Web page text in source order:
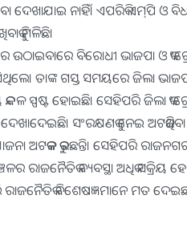
ଦେଖାଯାଇ ନାହିଁ। ଏପରିକି ଏମ୍‌ପି
ମିଳିଛି।
ଉଠାଇବାରେ ବିରୋଧୀ ଭାଜପା ଓ
ତାଙ୍କ ଗସ୍ତ ସମୟରେ ଜିଲା
କନ୍ଦଳ ସ୍ପଷ୍ଟ ହୋଇଛି। ସେହିପରି ଜିଲା
ସଂରକ୍ଷଣକୁ ନେଇ ଅଟକିଥିବା
ଅଟକଳ କରୁଛନ୍ତି। ସେହିପରି ରାଜନଗର
ରାଜନୈତିକ ବ୍ୟବସ୍ଥା ଅଧିକ ସକ୍ରିୟ
ବିଶେଷଜ୍ଞମାନେ ମତ